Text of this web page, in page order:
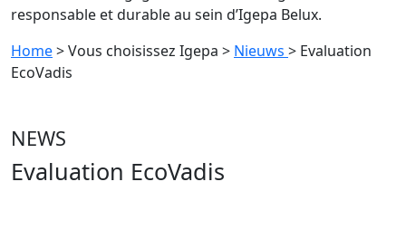
responsable et durable au sein d’Igepa Belux.
Home> Vous choisissez Igepa > Nieuws > Evaluation
EcoVadis
NEWS
Evaluation EcoVadis